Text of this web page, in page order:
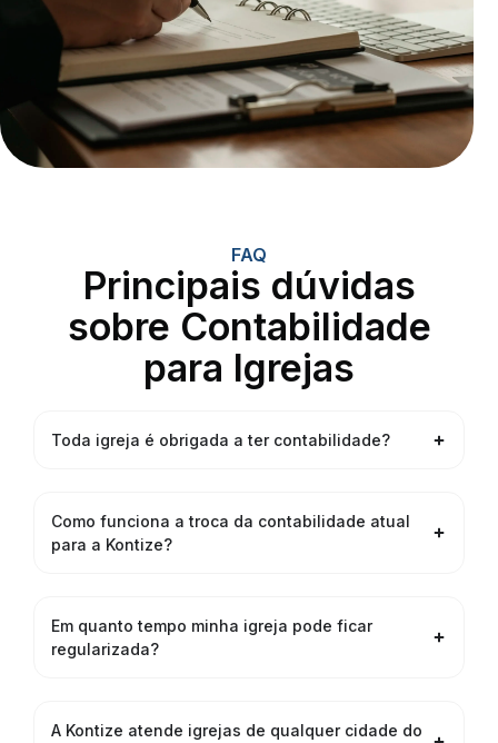
FAQ
Principais dúvidas
sobre Contabilidade
para Igrejas
Toda igreja é obrigada a ter contabilidade?
Como funciona a troca da contabilidade atual
para a Kontize?
Em quanto tempo minha igreja pode ficar
regularizada?
A Kontize atende igrejas de qualquer cidade do